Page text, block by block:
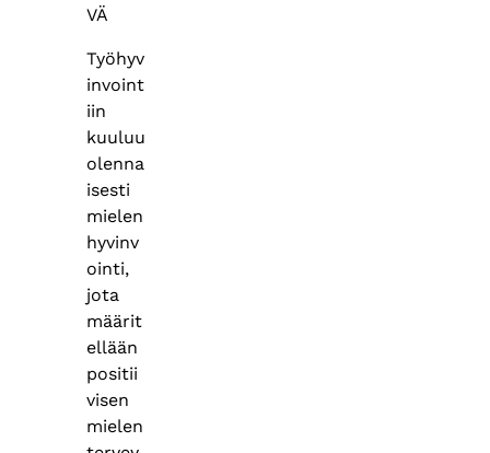
VÄ
Työhyv
invoint
iin
kuuluu
olenna
isesti
mielen
hyvinv
ointi,
jota
määrit
ellään
positii
visen
mielen